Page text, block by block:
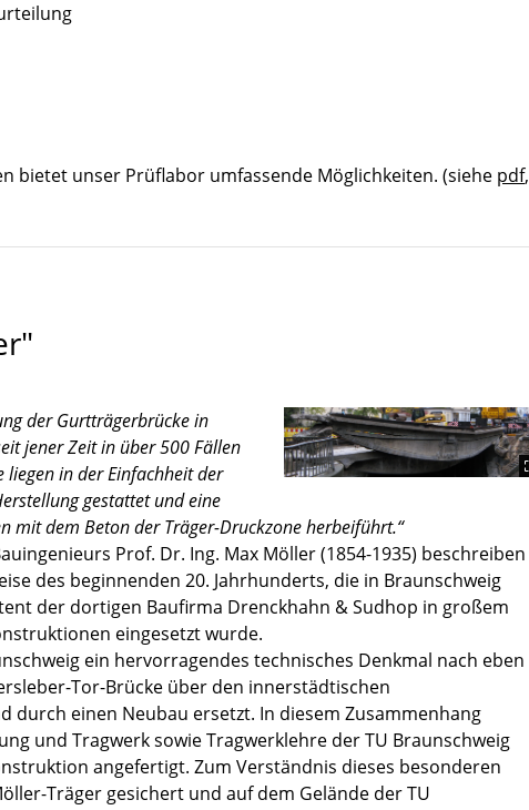
bietet unser Prüflabor umfassende Möglichkeiten. (siehe pdf,
der Gurtträgerbrücke in
jener Zeit in über 500 Fällen
liegen in der Einfachheit der
gestattet und eine
mit dem Beton der Träger-Druckzone herbeiführt.“
Prof. Dr. Ing. Max Möller (1854-1935) beschreiben
des beginnenden 20. Jahrhunderts, die in Braunschweig
der dortigen Baufirma Drenckhahn & Sudhop in großem
eingesetzt wurde.
ein hervorragendes technisches Denkmal nach eben
Tor-Brücke über den innerstädtischen
durch einen Neubau ersetzt. In diesem Zusammenhang
und Tragwerk sowie Tragwerklehre der TU Braunschweig
angefertigt. Zum Verständnis dieses besonderen
Träger gesichert und auf dem Gelände der TU